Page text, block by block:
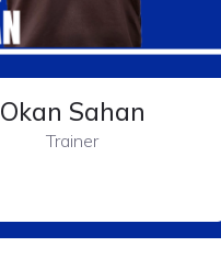
Okan Sahan
Trainer